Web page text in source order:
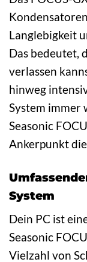
Langlebigkeit
Das bedeutet,
verlassen
hinweg
System immer
Seasonic
Ankerpunkt
System
Dein PC ist
Seasonic
Vielzahl von